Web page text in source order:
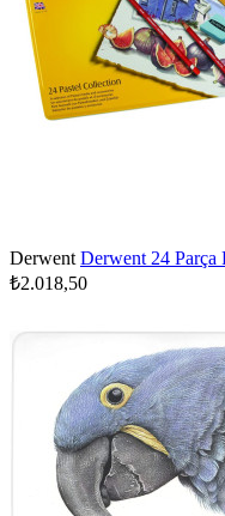
Derwent Derwent 24
₺2.018,50